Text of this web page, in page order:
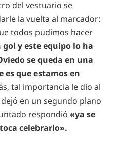
del vestuario se
la vuelta al marcador:
todos pudimos hacer
gol y este equipo lo ha
se queda en una
que estamos en
tal importancia le dio al
en un segundo plano
respondió «ya se
celebrarlo».